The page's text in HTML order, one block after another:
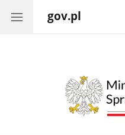
gov.pl